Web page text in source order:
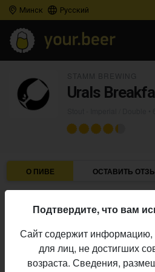
Минск Русский
Urals
О ПИВЕ ОСТАВИТЬ
Пивоварня:
Алкоголь:
6,8%
Начало
выпуска:
29.06.2019
Подтвердите, что вам
Сайт содержит
для лиц, не достигших
возраста. Сведения,